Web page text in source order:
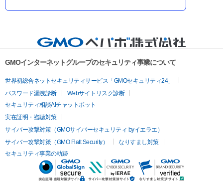
GMOインターネットグループのセキュリティ事業について
世界初総合ネットセキュリティサービス「GMOセキュリティ24」
パスワード漏洩診断
Webサイトリスク診断
セキュリティ相談AIチャットボット
実在証明・盗聴対策
サイバー攻撃対策（GMOサイバーセキュリティ byイエラエ）
サイバー攻撃対策（GMO Flatt Security）
なりすまし対策
セキュリティ事業の軌跡